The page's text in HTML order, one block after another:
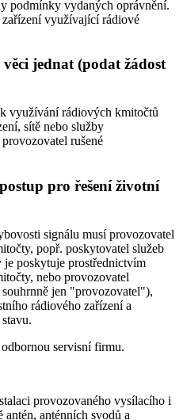
podmínky vydaných oprávnění.
využívající rádiové
jednat (podat žádost
využívání rádiových kmitočtů
sítě nebo služby
rušené
pro řešení životní
signálu musí provozovatel
popř. poskytovatel služeb
poskytuje prostřednictvím
nebo provozovatel
jen "provozovatel"),
rádiového zařízení a
servisní firmu.
provozovaného vysílacího i
anténních svodů a